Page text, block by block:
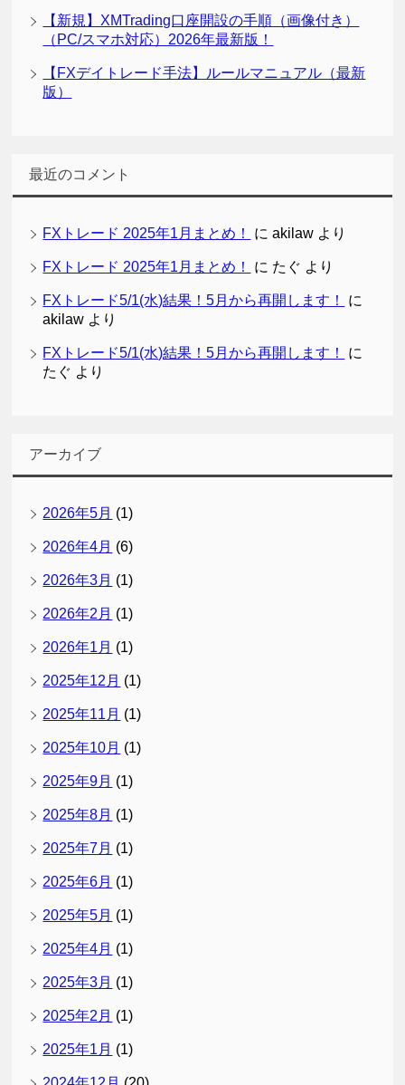
【新規】XMTrading口座開設の手順（画像付き）
（PC/スマホ対応）2026年最新版！
【FXデイトレード手法】ルールマニュアル（最新
版）
最近のコメント
FXトレード 2025年1月まとめ！ にakilaw より
FXトレード 2025年1月まとめ！ に たぐ より
FXトレード5/1(水)結果！5月から再開します！
に
akilaw より
FXトレード5/1(水)結果！5月から再開します！
に
たぐ より
アーカイブ
2026年5月 (1)
2026年4月 (6)
2026年3月 (1)
2026年2月 (1)
2026年1月 (1)
2025年12月 (1)
2025年11月 (1)
2025年10月 (1)
2025年9月 (1)
2025年8月 (1)
2025年7月 (1)
2025年6月 (1)
2025年5月 (1)
2025年4月 (1)
2025年3月 (1)
2025年2月 (1)
2025年1月 (1)